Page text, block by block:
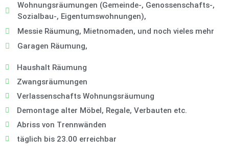
Wohnungsräumungen (Gemeinde-, Genossenschafts-,
Sozialbau-, Eigentumswohnungen),
Messie Räumung, Mietnomaden, und noch vieles mehr
Garagen Räumung,
Haushalt Räumung
Zwangsräumungen
Verlassenschafts Wohnungsräumung
Demontage alter Möbel, Regale, Verbauten etc.
Abriss von Trennwänden
täglich bis 23.00 erreichbar